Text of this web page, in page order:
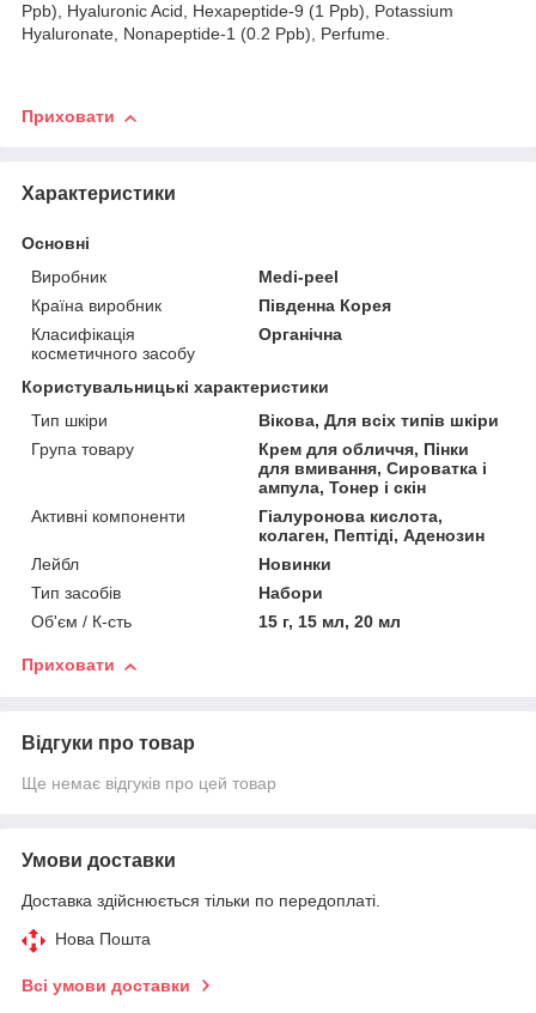
Ppb), Hyaluronic Acid, Hexapeptide-9 (1 Ppb), Potassium
Hyaluronate, Nonapeptide-1 (0.2 Ppb), Perfume.
Приховати
Характеристики
Основні
Виробник
Medi-peel
Країна виробник
Південна Корея
Класифікація
косметичного засобу
Органічна
Користувальницькі характеристики
Тип шкіри
Вікова, Для всіх типів шкіри
Група товару
Крем для обличчя, Пінки
для вмивання, Сироватка і
ампула, Тонер і скін
Активні компоненти
Гіалуронова кислота,
колаген, Пептіді, Аденозин
Лейбл
Новинки
Тип засобів
Набори
Об'єм / К-сть
15 г, 15 мл, 20 мл
Приховати
Відгуки про товар
Ще немає відгуків про цей товар
Умови доставки
Доставка здійснюється тільки по передоплаті.
Нова Пошта
Всі умови доставки